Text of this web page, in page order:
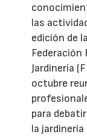
las
edición de
Federación
Jardinería
octubre
para
la